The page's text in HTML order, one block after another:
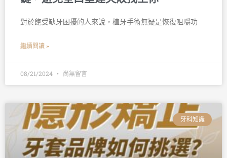
對於飽受缺牙困擾的人來說，植牙手術無疑是恢復咀嚼功
繼續閱讀 »
08/21/2024 尚無留言
牙科知識